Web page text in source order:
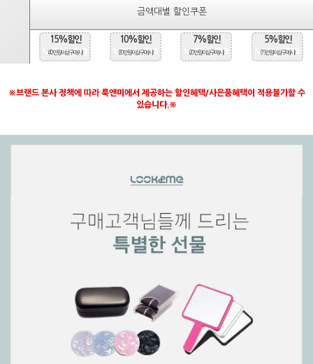
금액대별 할인쿠폰
15%할인
(40만원 이상 구매시)
10%할인
(30만원 이상 구매시)
7%할인
(20만원 이상 구매시)
5%할인
(15만원 이상 구매시)
※브랜드 본사 정책에 따라 룩앤미에서 제공하는 할인혜택/사은품혜택이 적용불가할 수
있습니다.※